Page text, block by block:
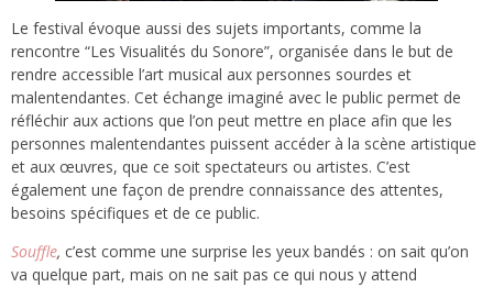
Le festival évoque aussi des sujets importants, comme la
rencontre “Les Visualités du Sonore”, organisée dans le but de
rendre accessible l’art musical aux personnes sourdes et
malentendantes. Cet échange imaginé avec le public permet de
réfléchir aux actions que l’on peut mettre en place afin que les
personnes malentendantes puissent accéder à la scène artistique
et aux œuvres, que ce soit spectateurs ou artistes. C’est
également une façon de prendre connaissance des attentes,
besoins spécifiques et de ce public.
Souffle, c’est comme une surprise les yeux bandés : on sait qu’on
va quelque part, mais on ne sait pas ce qui nous y attend